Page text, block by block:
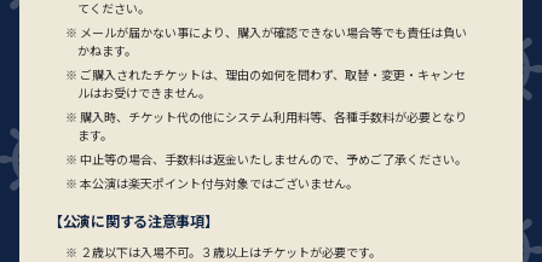
てください。
メールが届かない事により、購入が確認できない場合等でも責任は負い
かねます。
ご購入されたチケットは、理由の如何を問わず、取替・変更・キャンセ
ルはお受けできません。
購入時、チケット代の他にシステム利用料等、各種手数料が必要となり
ます。
中止等の場合、手数料は返金いたしませんので、予めご了承ください。
本公演は楽天ポイント付与対象ではございません。
【公演に関する注意事項】
２歳以下は入場不可。３歳以上はチケットが必要です。